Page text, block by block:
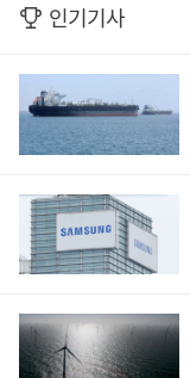
인기기사